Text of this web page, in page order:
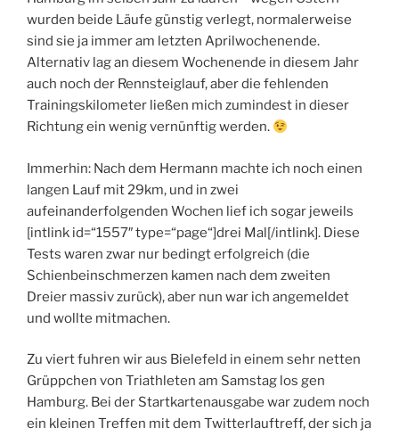
wurden beide Läufe günstig verlegt, normalerweise
sind sie ja immer am letzten Aprilwochenende.
Alternativ lag an diesem Wochenende in diesem Jahr
auch noch der Rennsteiglauf, aber die fehlenden
Trainingskilometer ließen mich zumindest in dieser
Richtung ein wenig vernünftig werden.
Immerhin: Nach dem Hermann machte ich noch einen
langen Lauf mit 29km, und in zwei
aufeinanderfolgenden Wochen lief ich sogar jeweils
[intlink id=“1557″ type=“page“]drei Mal[/intlink]. Diese
Tests waren zwar nur bedingt erfolgreich (die
Schienbeinschmerzen kamen nach dem zweiten
Dreier massiv zurück), aber nun war ich angemeldet
und wollte mitmachen.
Zu viert fuhren wir aus Bielefeld in einem sehr netten
Grüppchen von Triathleten am Samstag los gen
Hamburg. Bei der Startkartenausgabe war zudem noch
ein kleinen Treffen mit dem Twitterlauftreff, der sich ja